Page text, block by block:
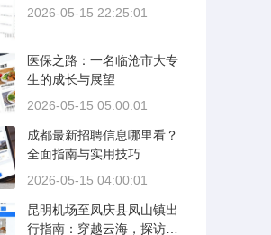
2026-05-15 22:25:01
医保之路：一名临沧市大专
生的成长与展望
2026-05-15 05:00:01
成都最新招聘信息哪里看？
全面指南与实用技巧
2026-05-15 04:00:01
昆明机场至凤庆县凤山镇出
行指南：穿越云海，探访秘